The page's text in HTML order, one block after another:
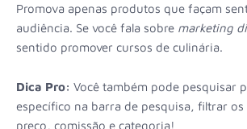
Promova apenas produtos que façam
audiência. Se você fala sobre marketing
sentido promover cursos de culinária.
Dica Pro: Você também pode pesquisar
específico na barra de pesquisa, filtrar
preço, comissão e categoria!